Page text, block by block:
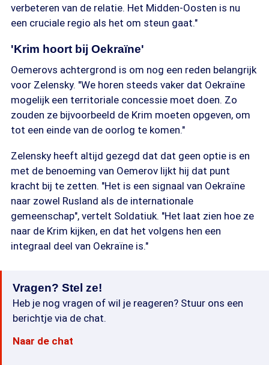
verbeteren van de relatie. Het Midden-Oosten is nu
een cruciale regio als het om steun gaat."
'Krim hoort bij Oekraïne'
Oemerovs achtergrond is om nog een reden belangrijk
voor Zelensky. "We horen steeds vaker dat Oekraïne
mogelijk een territoriale concessie moet doen. Zo
zouden ze bijvoorbeeld de Krim moeten opgeven, om
tot een einde van de oorlog te komen."
Zelensky heeft altijd gezegd dat dat geen optie is en
met de benoeming van Oemerov lijkt hij dat punt
kracht bij te zetten. "Het is een signaal van Oekraïne
naar zowel Rusland als de internationale
gemeenschap", vertelt Soldatiuk. "Het laat zien hoe ze
naar de Krim kijken, en dat het volgens hen een
integraal deel van Oekraïne is."
Vragen? Stel ze!
Heb je nog vragen of wil je reageren? Stuur ons een
berichtje via de chat.
Naar de chat